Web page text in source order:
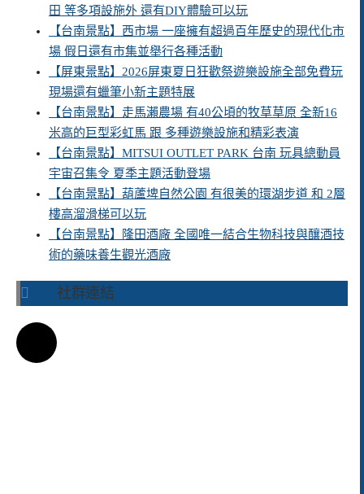
田 等多項設施外 還有DIY體驗可以玩
【台南景點】西市場 一座擁有超過百年歷史的現代化市
場 假日還有市集並舉行各種活動
【屏東景點】2026屏東夏日狂歡祭遊樂設施全部免費玩
現場還有蠟筆小新主題特展
【台南景點】走馬瀨農場 有40公頃的牧草草原 全新16
米高的巨型彩虹馬 跟 多種遊樂設施和精彩表演
【台南景點】MITSUI OUTLET PARK 台南 玩具總動員
宇宙召集令 夏季主題活動登場
【台南景點】葫蘆埤自然公園 有很美的環湖步道 和 2層
樓高溜滑梯可以玩
【台南景點】隆田酒廠 全國唯一結合生物科技與釀酒技
術的藥味養生觀光酒廠
社群連結